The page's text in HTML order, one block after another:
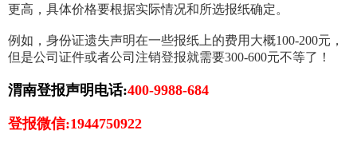
更高，具体价格要根据实际情况和所选报纸确定。
例如，身份证遗失声明在一些报纸上的费用大概100-200元，
但是公司证件或者公司注销登报就需要300-600元不等了！
渭南登报声明电话:400-9988-684
登报微信:1944750922